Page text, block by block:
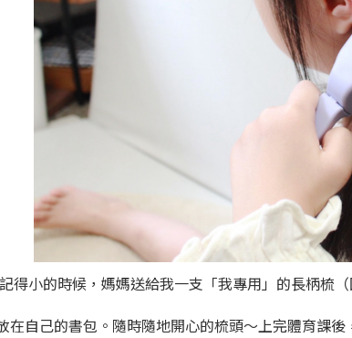
得小的時候，媽媽送給我一支「我專用」的長柄梳（
在自己的書包。隨時隨地開心的梳頭～上完體育課